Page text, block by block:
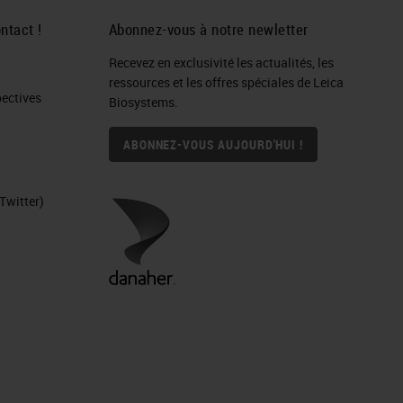
! Abonnez-vous à notre newletter
Recevez en exclusivité les actualités, les
ressources et les offres spéciales de Leica
Biosystems.
ABONNEZ-VOUS AUJOURD'HUI !